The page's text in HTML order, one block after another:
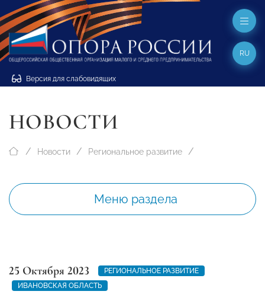
Версия для слабовидящих
RU
НОВОСТИ
Новости Региональное развитие
Меню раздела
25 Октября 2023
РЕГИОНАЛЬНОЕ РАЗВИТИЕ
ИВАНОВСКАЯ ОБЛАСТЬ